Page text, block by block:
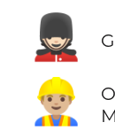
💂🏻
👷🏼‍♂️